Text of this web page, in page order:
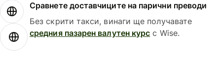
Сравнете доставчиците на парични преводи
Без скрити такси, винаги ще получавате
средния пазарен валутен курс с Wise.